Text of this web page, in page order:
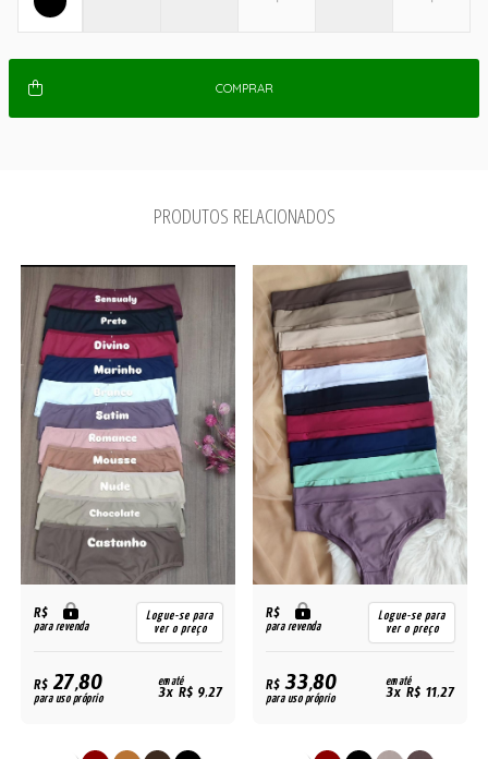
COMPRAR
PRODUTOS RELACIONADOS
R$
para revenda
Logue-se para
ver o preço
R$27,80
para uso próprio
em até
3x R$ 9,27
R$
para revenda
Logue-se para
ver o preço
R$33,80
para uso próprio
em até
3x R$ 11,27